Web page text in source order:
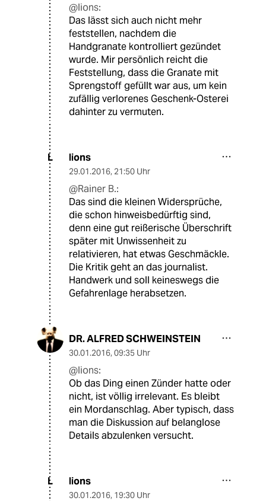
@lions:
Das lässt sich auch nicht mehr
feststellen, nachdem die
Handgranate kontrolliert gezündet
wurde. Mir persönlich reicht die
Feststellung, dass die Granate mit
Sprengstoff gefüllt war aus, um kein
zufällig verlorenes Geschenk-Osterei
dahinter zu vermuten.
L lions
29.01.2016, 21:50 Uhr
@Rainer B.:
Das sind die kleinen Widersprüche,
die schon hinweisbedürftig sind,
denn eine gut reißerische Überschrift
später mit Unwissenheit zu
relativieren, hat etwas Geschmäckle.
Die Kritik geht an das journalist.
Handwerk und soll keineswegs die
Gefahrenlage herabsetzen.
DR. ALFRED SCHWEINSTEIN
30.01.2016, 09:35 Uhr
@lions:
Ob das Ding einen Zünder hatte oder
nicht, ist völlig irrelevant. Es bleibt
ein Mordanschlag. Aber typisch, dass
man die Diskussion auf belanglose
Details abzulenken versucht.
L lions
30.01.2016, 19:30 Uhr